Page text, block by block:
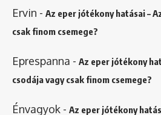
Ervin - Az eper jótékony hatásai –
csak finom csemege?
Eprespanna - Az eper jótékony
csodája vagy csak finom csemege?
Énvagyok - Az eper jótékony